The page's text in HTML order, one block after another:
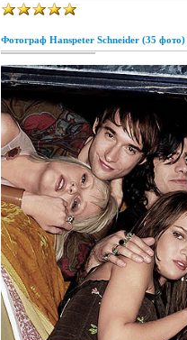
Фотограф Hanspeter Schneider (35 фото)